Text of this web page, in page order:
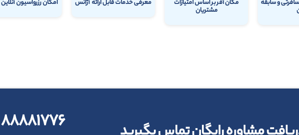
و سابقه مکان آفر بر اساس امتیازات
مشتریان
معرفی خدمات قابل ارائه آژانس امکان رزرواسیون
۸۸۸۸۱۷۷۶ - ۰۲۱